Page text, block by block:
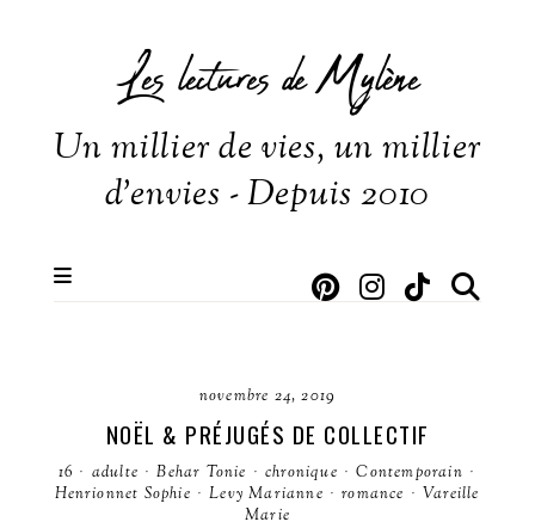
Les lectures de Mylène
Un millier de vies, un millier
d'envies - Depuis 2010
novembre 24, 2019
NOËL & PRÉJUGÉS DE COLLECTIF
16 · adulte · Behar Tonie · chronique · Contemporain ·
Henrionnet Sophie · Levy Marianne · romance · Vareille
Marie